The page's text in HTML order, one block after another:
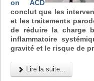
on ACD
conclut que les
et les traitements
de réduire la charge
inflammatoire
gravité et le risque de
Lire la suite...